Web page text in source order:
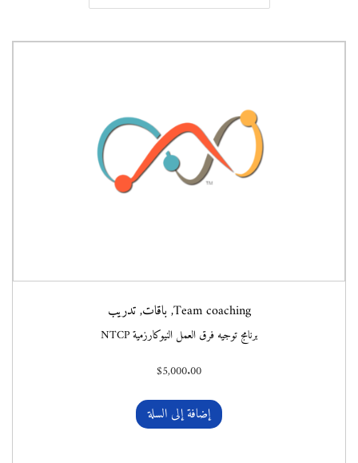
v
a
t
n
n
t
Team coaching
,باقات,تدريب
برنامج توجيه فرق العمل النيوكارزمية NTCP
$5,000.00
إضافة إلى السلة